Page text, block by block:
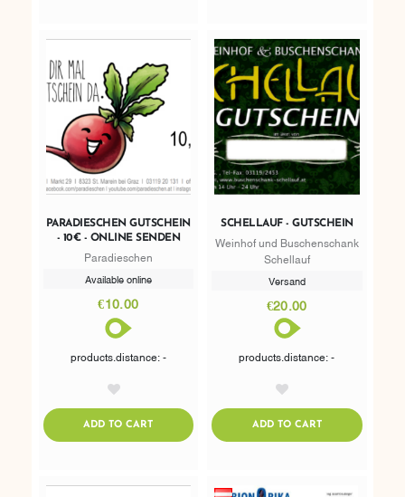
PARADIESCHEN GUTSCHEIN
- 10€ - ONLINE SENDEN
Paradieschen
Available online
€10.00
products.distance: -
ADD TO CARTADDTOCART
SCHELLAUF - GUTSCHEIN
Weinhof und Buschenschank
Schellauf
Versand
€20.00
products.distance: -
ADD TO CARTADDTOCART